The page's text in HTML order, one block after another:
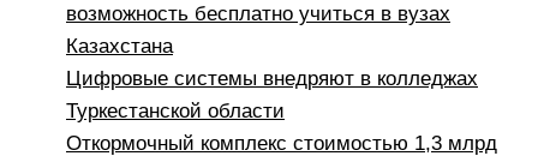
возможность бесплатно учиться в вузах
Казахстана
Цифровые системы внедряют в колледжах
Туркестанской области
Откормочный комплекс стоимостью 1,3 млрд